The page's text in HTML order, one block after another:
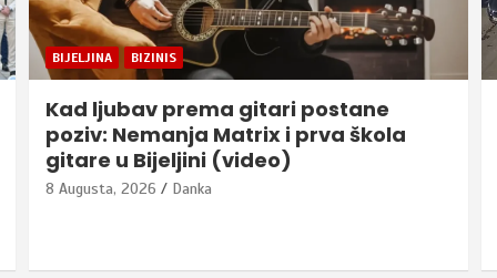
BIJELJINA BIZINIS
Kad ljubav prema gitari postane
poziv: Nemanja Matrix i prva škola
gitare u Bijeljini (video)
8 Augusta, 2026 Danka